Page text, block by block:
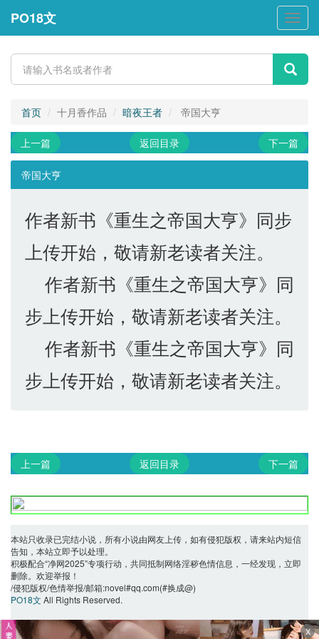
PO18
文
PO18文
首页 十月香作品 暗夜王者 帝国大亨
上一篇 返回目录 下一篇
帝国大亨
作者新书《重生之帝国大亨》同步
上传开始，敬请新老读者关注。
作者新书《重生之帝国大亨》同
步上传开始，敬请新老读者关注。
作者新书《重生之帝国大亨》同
步上传开始，敬请新老读者关注。
上一篇 返回目录 下一篇
本站只收录已完结小说，所有小说由网友上传，如有侵犯版权，请来站内短信
告知，本站立即予以处理。
积极配合“净网2025”专项行动，共同抵制网络淫秽色情信息，一经发现，立即
删除。欢迎举报！
/侵犯版权/色情举报/邮箱:novel#qq.com(#换成@)
PO18文 All Rights Reserved.
X